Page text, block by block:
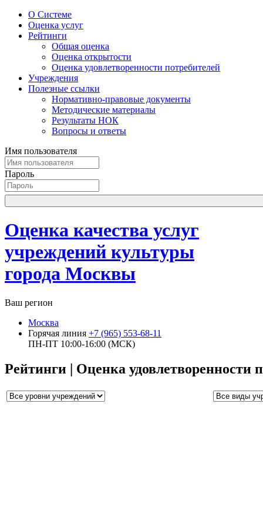
О Системе
Оценка услуг
Рейтинги
Общая оценка
Оценка открытости
Оценка удовлетворенности потребителей
Учреждения
Полезные ссылки
Нормативно-правовые документы
Методические материалы
Результаты НОК
Вопросы и ответы
Имя пользователя
Пароль
Оценка качества услуг
учреждений культуры
города Москвы
Ваш регион
Москва
Горячая линия +7 (965) 553-68-11
ПН-ПТ 10:00-16:00 (МСК)
Рейтинги | Оценка удовлетворенности